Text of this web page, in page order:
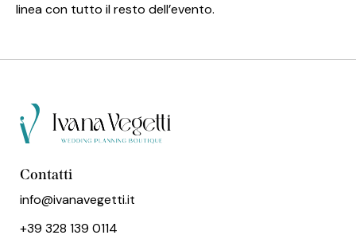
linea con tutto il resto dell’evento.
Contatti
info@ivanavegetti.it
+39 328 139 0114